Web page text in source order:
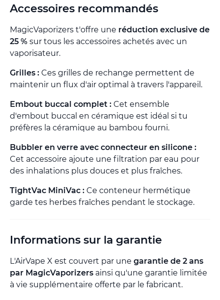
Accessoires recommandés
MagicVaporizers t'offre une réduction exclusive de
25 % sur tous les accessoires achetés avec un
vaporisateur.
Grilles : Ces grilles de rechange permettent de
maintenir un flux d'air optimal à travers l'appareil.
Embout buccal complet : Cet ensemble
d'embout buccal en céramique est idéal si tu
préfères la céramique au bambou fourni.
Bubbler en verre avec connecteur en silicone :
Cet accessoire ajoute une filtration par eau pour
des inhalations plus douces et plus fraîches.
TightVac MiniVac : Ce conteneur hermétique
garde tes herbes fraîches pendant le stockage.
Informations sur la garantie
L'AirVape X est couvert par une garantie de 2 ans
par MagicVaporizers ainsi qu'une garantie limitée
à vie supplémentaire offerte par le fabricant.